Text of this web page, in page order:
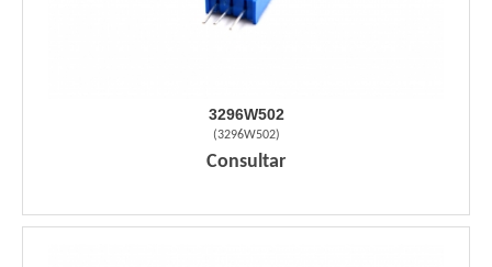
3296W502
(3296W502)
Consultar